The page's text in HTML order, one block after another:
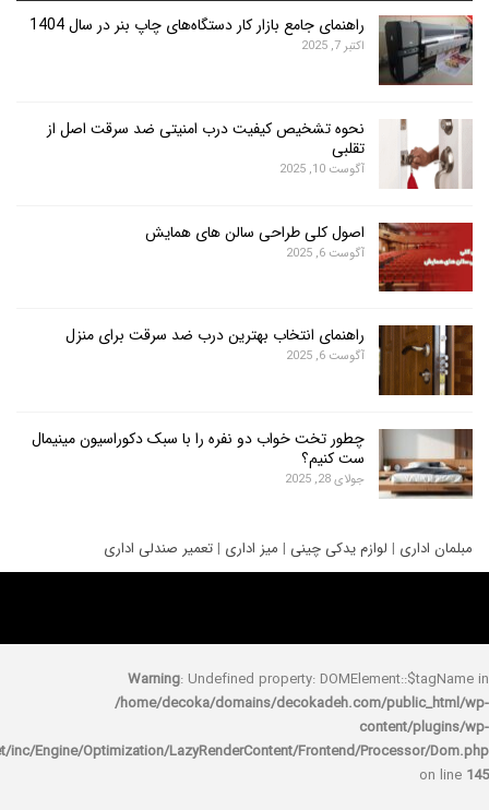
راهنمای جامع بازار کار دستگاه‌های چاپ بنر در سال 1404
اکتبر 7, 2025
نحوه تشخیص کیفیت درب امنیتی ضد سرقت اصل از
تقلبی
آگوست 10, 2025
اصول کلی طراحی سالن های همایش
آگوست 6, 2025
راهنمای انتخاب بهترین درب ضد سرقت برای منزل
آگوست 6, 2025
چطور تخت خواب دو نفره را با سبک دکوراسیون مینیمال
ست کنیم؟
جولای 28, 2025
|لوازم یدکی چینی|میز اداری| تعمیر صندلی اداری
Warning: Undefined property:
/home/decoka/domains/decokadeh.com/
rocket/inc/Engine/Optimization/LazyRenderContent/Frontend/